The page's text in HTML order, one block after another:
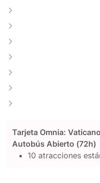
Tarjeta Omnia:
Autobús Abierto (72h)
10 atracciones